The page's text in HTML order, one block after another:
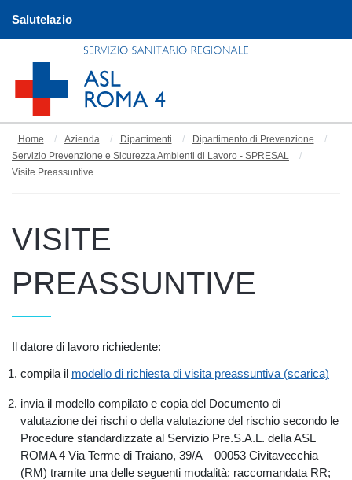
Salutelazio
Home Azienda Dipartimenti
Dipartimento di Prevenzione
Servizio Prevenzione e Sicurezza Ambienti di Lavoro - SPRESAL
Visite Preassuntive
VISITE
PREASSUNTIVE
Il datore di lavoro richiedente:
compila il modello di richiesta di visita preassuntiva (scarica)
invia il modello compilato e copia del Documento di
valutazione dei rischi o della valutazione del rischio secondo le
Procedure standardizzate al Servizio Pre.S.A.L. della ASL
ROMA 4 Via Terme di Traiano, 39/A – 00053 Civitavecchia
(RM) tramite una delle seguenti modalità: raccomandata RR;